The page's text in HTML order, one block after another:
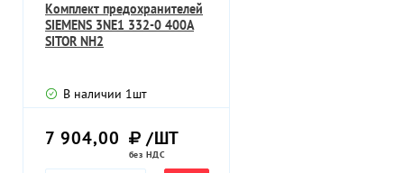
Комплект предохранителей
SIEMENS 3NE1 332-0 400A
SITOR NH2
В наличии 1шт
7 904,00 /ШТ
без НДС